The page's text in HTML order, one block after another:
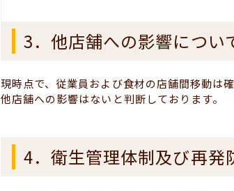
3．他店舗への影響につい
現時点で、従業員および食材の店舗間移動は確
他店舗への影響はないと判断しております。
4．衛生管理体制及び再発